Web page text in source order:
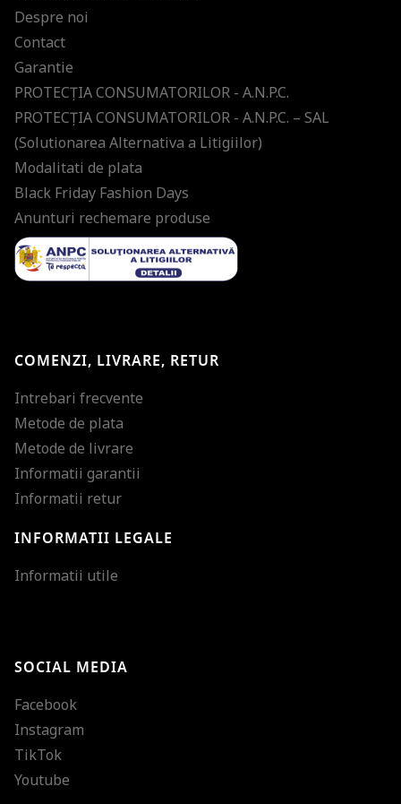
Despre noi
Contact
Garantie
PROTECŢIA CONSUMATORILOR - A.N.P.C.
PROTECŢIA CONSUMATORILOR - A.N.P.C. – SAL
(Solutionarea Alternativa a Litigiilor)
Modalitati de plata
Black Friday Fashion Days
Anunturi rechemare produse
COMENZI, LIVRARE, RETUR
Intrebari frecvente
Metode de plata
Metode de livrare
Informatii garantii
Informatii retur
INFORMATII LEGALE
Informatii utile
SOCIAL MEDIA
Facebook
Instagram
TikTok
Youtube